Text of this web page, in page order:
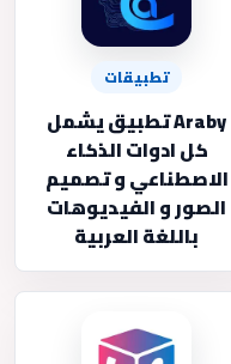
تطبيقات
Araby تطبيق يشمل
كل ادوات الذكاء
الاصطناعي و تصميم
الصور و الفيديوهات
باللغة العربية